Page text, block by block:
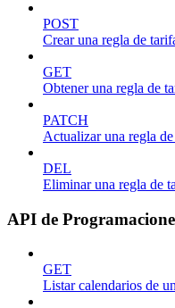
POST
Crear una regla de
GET
Obtener una regla de
PATCH
Actualizar una regla
DEL
Eliminar una regla de
API de
GET
Listar calendarios de